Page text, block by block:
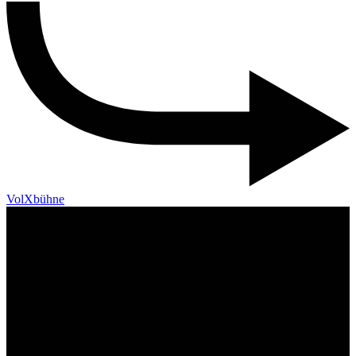
VolXbühne